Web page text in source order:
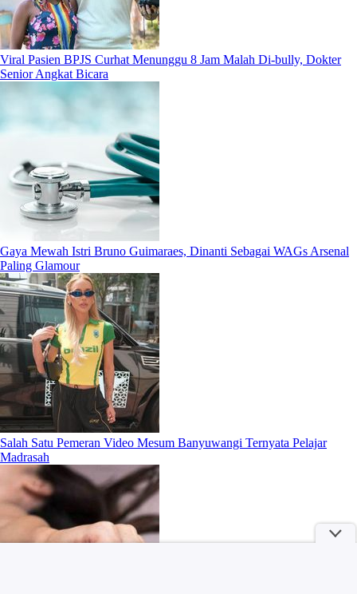
Viral Pasien BPJS Curhat Menunggu 8 Jam Malah Di-bully, Dokter
Senior Angkat Bicara
Gaya Mewah Istri Bruno Guimaraes, Dinanti Sebagai WAGs Arsenal
Paling Glamour
Salah Satu Pemeran Video Mesum Banyuwangi Ternyata Pelajar
Madrasah